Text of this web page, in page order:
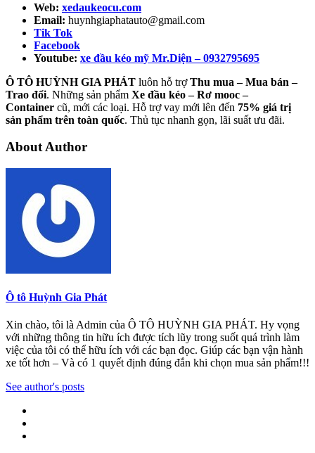
Web: xedaukeocu.com
Email: huynhgiaphatauto@gmail.com
Tik Tok
Facebook
Youtube: xe đầu kéo mỹ Mr.Diện – 0932795695
Ô TÔ HUỲNH GIA PHÁT luôn hỗ trợThu mua – Mua bán –
Trao đổi. Những sản phẩm Xe đầu kéo – Rơ mooc –
Container cũ, mới các loại. Hỗ trợ vay mới lên đến 75% giá trị
sản phẩm trên toàn quốc. Thủ tục nhanh gọn, lãi suất ưu đãi.
About Author
Ô tô Huỳnh Gia Phát
Xin chào, tôi là Admin của Ô TÔ HUỲNH GIA PHÁT. Hy vọng
với những thông tin hữu ích được tích lũy trong suốt quá trình làm
việc của tôi có thể hữu ích với các bạn đọc. Giúp các bạn vận hành
xe tốt hơn – Và có 1 quyết định đúng đắn khi chọn mua sản phẩm!!!
See author's posts